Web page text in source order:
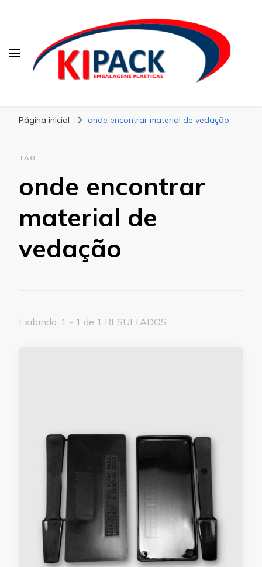
Página inicial onde encontrar material de vedação
TAG
onde encontrar
material de
vedação
Exibindo: 1 - 1 de 1 RESULTADOS